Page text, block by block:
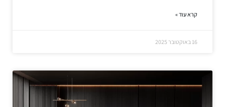
קרא עוד »
16 באוקטובר 2025